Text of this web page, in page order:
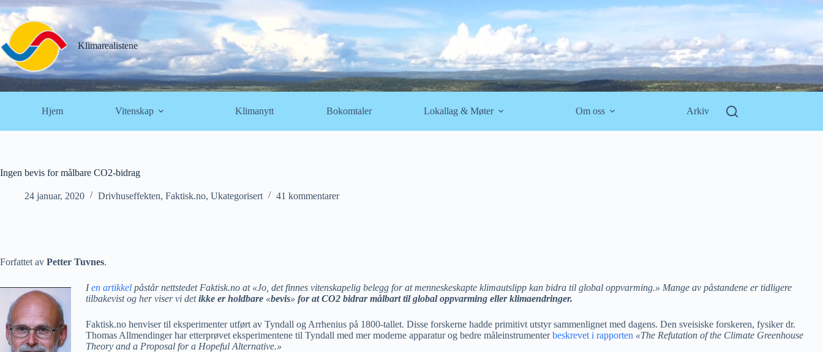
Hopp
til
innholdet
Klimarealistene
Hjem Vitenskap Klimanytt Bokomtaler Lokallag & Møter Om oss Arkiv
Ingen bevis for målbare CO2-bidrag
24 januar, 2020 Drivhuseffekten, Faktisk.no, Ukategorisert 41 kommentarer
Forfattet av Petter Tuvnes.
Ien artikkel påstår nettstedet Faktisk.no at «Jo, det finnes vitenskapelig belegg for at menneskeskapte klimautslipp kan bidra til global oppvarming.» Mange av påstandene er tidligere
tilbakevist og her viser vi detikke er holdbare «bevis» for at CO2 bidrar målbart til global oppvarming eller klimaendringer.
Faktisk.no henviser til eksperimenter utført av Tyndall og Arrhenius på 1800-tallet. Disse forskerne hadde primitivt utstyr sammenlignet med dagens. Den sveisiske forskeren, fysiker dr.
Thomas Allmendinger har etterprøvet eksperimentene til Tyndall med mer moderne apparatur og bedre måleinstrumenterbeskrevet i rapporten «The Refutation of the Climate Greenhouse
Theory and a Proposal for a Hopeful Alternative.»